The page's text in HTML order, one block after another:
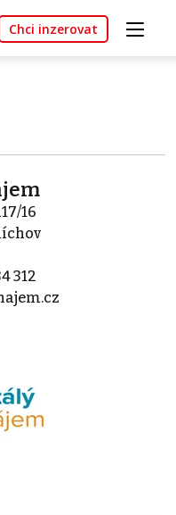
Chci inzerovat
16
312